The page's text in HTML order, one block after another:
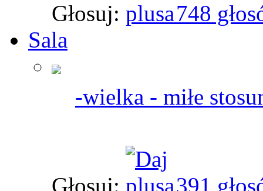
Głosuj:
748
Sala
-wielka - miłe
Głosuj: 391